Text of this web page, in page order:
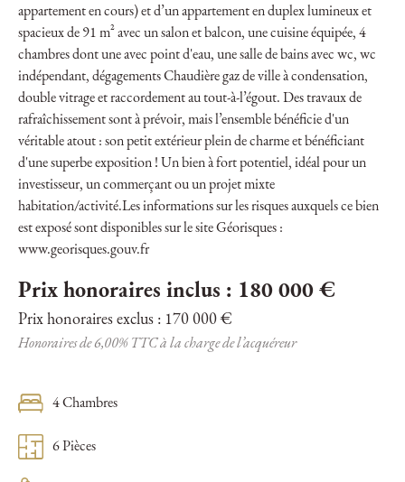
appartement en cours) et d’un appartement en duplex lumineux et
spacieux de 91 m² avec un salon et balcon, une cuisine équipée, 4
chambres dont une avec point d'eau, une salle de bains avec wc, wc
indépendant, dégagements Chaudière gaz de ville à condensation,
double vitrage et raccordement au tout-à-l’égout. Des travaux de
rafraîchissement sont à prévoir, mais l’ensemble bénéficie d'un
véritable atout : son petit extérieur plein de charme et bénéficiant
d'une superbe exposition ! Un bien à fort potentiel, idéal pour un
investisseur, un commerçant ou un projet mixte
habitation/activité.Les informations sur les risques auxquels ce bien
est exposé sont disponibles sur le site Géorisques :
www.georisques.gouv.fr
Prix honoraires inclus : 180 000 €
Prix honoraires exclus : 170 000 €
Honoraires de 6,00% TTC à la charge de l’acquéreur
4 Chambres
6 Pièces